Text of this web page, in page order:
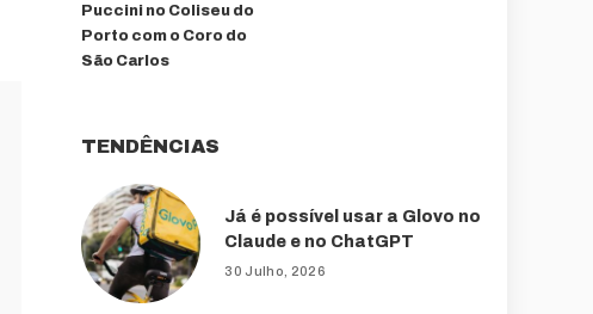
Puccini no Coliseu do
Porto com o Coro do
São Carlos
TENDÊNCIAS
Já é possível usar a Glovo no
Claude e no ChatGPT
30 Julho, 2026